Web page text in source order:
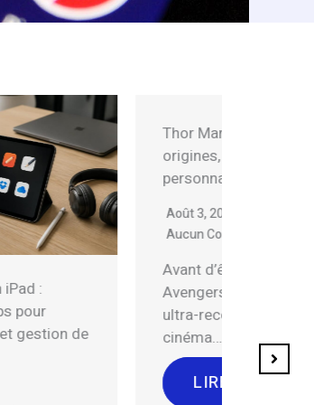
Thor Marvel Comics :
origines, films et
personnages clés
Août 3, 2026
Aucun Commentaire
Avant d’être un pilier des
Avengers ou un visage
ultra-reconnaissable du
cinéma…
Août 3,